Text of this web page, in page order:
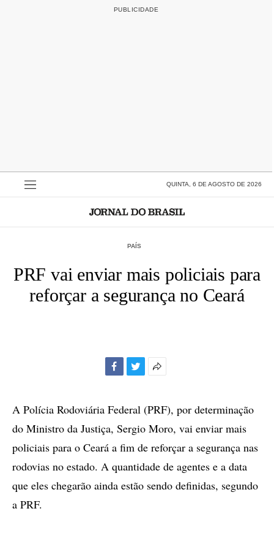
QUINTA, 6 DE AGOSTO DE 2026
PAÍS
PRF vai enviar mais policiais para
reforçar a segurança no Ceará
compartilhamento
A Polícia Rodoviária Federal (PRF), por determinação
do Ministro da Justiça, Sergio Moro, vai enviar mais
policiais para o Ceará a fim de reforçar a segurança nas
rodovias no estado. A quantidade de agentes e a data
que eles chegarão ainda estão sendo definidas, segundo
a PRF.